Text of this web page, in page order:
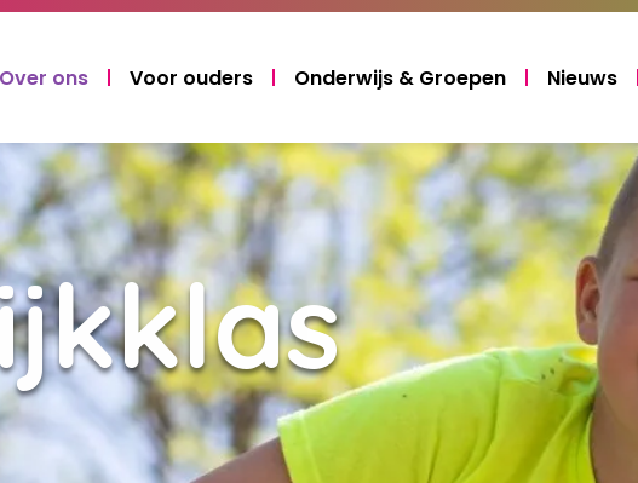
Over ons Voor ouders Onderwijs & Groepen Nieuws
Laden...